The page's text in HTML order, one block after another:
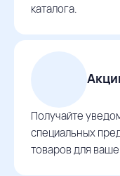
каталога.
Получайте
специальных
товаров для